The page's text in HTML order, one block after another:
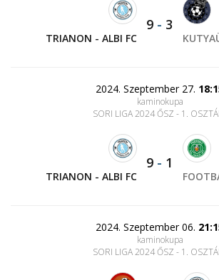
TRIANON - ALBI FC
9 - 3
2024. Szeptember 27.
kaminokupa
SORI LIGA 2024 ŐSZ - 1.
TRIANON - ALBI FC
9 - 1
2024. Szeptember 06.
kaminokupa
SORI LIGA 2024 ŐSZ - 1.